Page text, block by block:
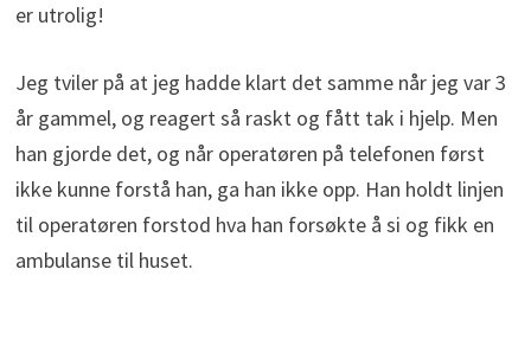
er utrolig!
Jeg tviler på at jeg hadde klart det samme når jeg var 3
år gammel, og reagert så raskt og fått tak i hjelp. Men
han gjorde det, og når operatøren på telefonen først
ikke kunne forstå han, ga han ikke opp. Han holdt linjen
til operatøren forstod hva han forsøkte å si og fikk en
ambulanse til huset.